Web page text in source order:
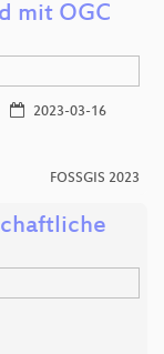
mit OGC
2023-03-16
FOSSGIS 2023